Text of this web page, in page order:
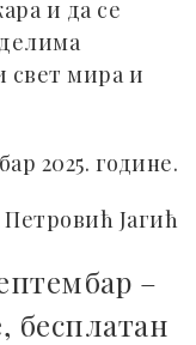
и да се
свет мира и
2025. године.
Јагић
–
бесплатан